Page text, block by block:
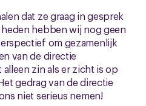
dat ze graag in gesprek
hebben wij nog geen
om gezamenlijk
van de directie
zin als er zicht is op
gedrag van de directie
niet serieus nemen!